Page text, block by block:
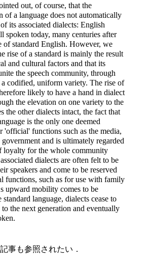
out, of course, that the
of a language does not automatically
its associated dialects: English
spoken today, many centuries after
of standard English. However, we
rise of a standard is mainly the result
and cultural factors and that its
the speech community, through
codified, uniform variety. The rise of
likely to have a hand in dialect
the elevation on one variety to the
the other dialects intact, the fact that
is the only one deemed
'official' functions such as the media,
and is ultimately regarded
loyalty for the whole community
dialects are often felt to be
speakers and come to be reserved
functions, such as for use with family
upward mobility comes to be
standard language, dialects cease to
to the next generation and eventually
事も参照されたい．